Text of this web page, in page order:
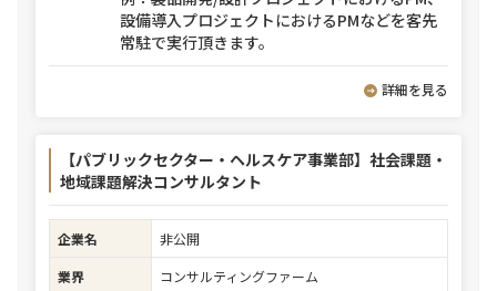
設備導入プロジェクトにおけるPMなどを客先
常駐で実行頂きます。
詳細を見る
【パブリックセクター・ヘルスケア事業部】社会課題・
地域課題解決コンサルタント
企業名
非公開
業界
コンサルティングファーム